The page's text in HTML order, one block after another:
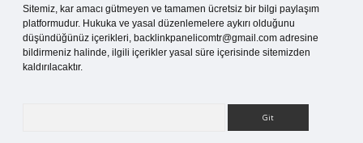
Sitemiz, kar amacı gütmeyen ve tamamen ücretsiz bir bilgi paylaşım
platformudur. Hukuka ve yasal düzenlemelere aykırı olduğunu
düşündüğünüz içerikleri, backlinkpanelicomtr@gmail.com adresine
bildirmeniz halinde, ilgili içerikler yasal süre içerisinde sitemizden
kaldırılacaktır.